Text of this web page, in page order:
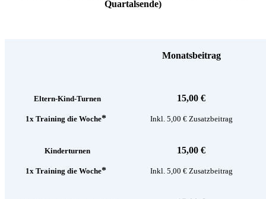
Quartalsende)
Monatsbeitrag
Eltern-Kind-Turnen
1x Training die Woche*
15,00 €
Inkl. 5,00 € Zusatzbeitrag
Kinderturnen
1x Training die Woche*
15,00 €
Inkl. 5,00 € Zusatzbeitrag